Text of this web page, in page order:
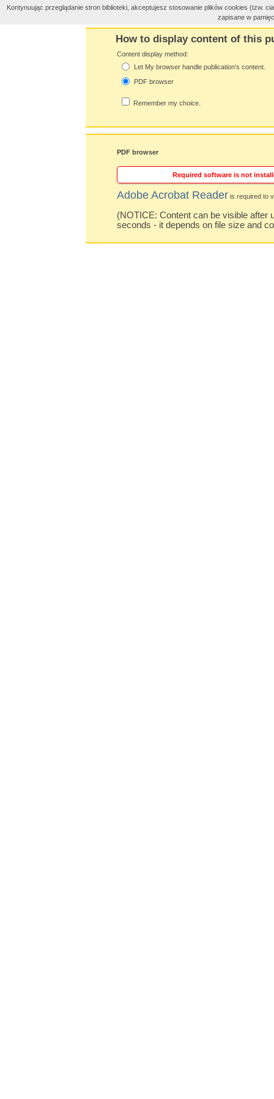
How to display content of this
Content display method:
Let My browser handle publication's content.
PDF browser
Remember my choice.
PDF browser
Required software is not
Adobe Acrobat Reader is required to
(NOTICE: Content can be visible after
seconds - it depends on file size and
Kontynuując przeglądanie stron biblioteki, akceptujesz stosowanie plików cookies
zapisane w